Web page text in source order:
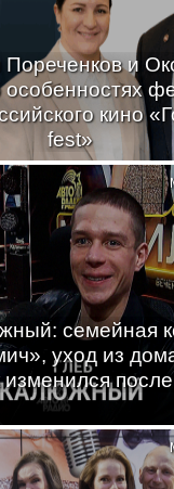
и
кино
fest»
семейная
уход из
изменился